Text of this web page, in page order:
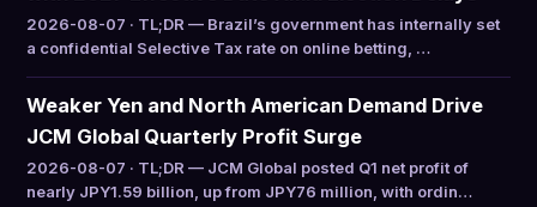
2026-08-07 · TL;DR — Brazil’s government has internally set
a confidential Selective Tax rate on online betting, …
Weaker Yen and North American Demand Drive
JCM Global Quarterly Profit Surge
2026-08-07 · TL;DR — JCM Global posted Q1 net profit of
nearly JPY1.59 billion, up from JPY76 million, with ordin…